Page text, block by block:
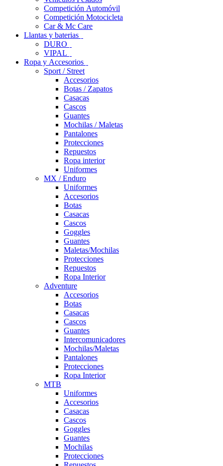
Competición Automóvil
Competición Motocicleta
Car & Mc Care
Llantas y baterias
DURO
VIPAL
Ropa y Accesorios
Sport / Street
Accesorios
Botas / Zapatos
Casacas
Cascos
Guantes
Mochilas / Maletas
Pantalones
Protecciones
Repuestos
Ropa interior
Uniformes
MX / Enduro
Uniformes
Accesorios
Botas
Casacas
Cascos
Goggles
Guantes
Maletas/Mochilas
Protecciones
Repuestos
Ropa Interior
Adventure
Accesorios
Botas
Casacas
Cascos
Guantes
Intercomunicadores
Mochilas/Maletas
Pantalones
Protecciones
Ropa Interior
MTB
Uniformes
Accesorios
Casacas
Cascos
Goggles
Guantes
Mochilas
Protecciones